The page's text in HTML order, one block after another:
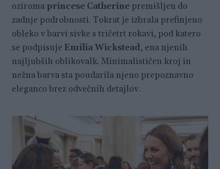
oziroma princese Catherine premišljen do
zadnje podrobnosti. Tokrat je izbrala prefinjeno
obleko v barvi sivke s tričetrt rokavi, pod katero
se podpisuje Emilia Wickstead, ena njenih
najljubših oblikovalk. Minimalističen kroj in
nežna barva sta poudarila njeno prepoznavno
eleganco brez odvečnih detajlov.